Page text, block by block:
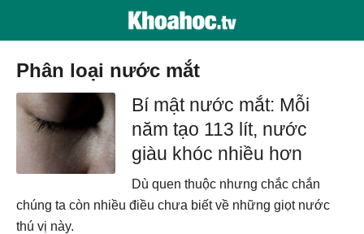
phân loại nước mắt
Bí mật nước mắt: Mỗi
năm tạo 113 lít, nước
giàu khóc nhiều hơn
Dù quen thuộc nhưng chắc chắn
chúng ta còn nhiều điều chưa biết về những giọt nước
thú vị này.